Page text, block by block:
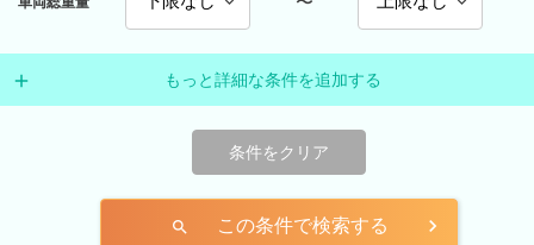
もっと詳細な条件を追加する
条件をクリア
search この条件で検索する